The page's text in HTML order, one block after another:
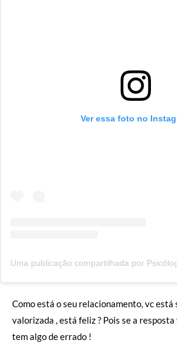
Ver essa foto no
Como está o seu relacionamento, vc está
valorizada , está feliz ? Pois se a
tem algo de errado !